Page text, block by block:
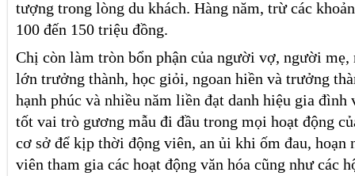
tượng trong lòng du khách. Hàng năm, trừ các
100 đến 150 triệu đồng.
Chị còn làm tròn bổn phận của người vợ, người mẹ,
lớn trưởng thành, học giỏi, ngoan hiền và trưởng
hạnh phúc và nhiều năm liền đạt danh hiệu gia đình
tốt vai trò gương mẫu đi đầu trong mọi hoạt động
cơ sở để kịp thời động viên, an ủi khi ốm đau, hoạn
viên tham gia các hoạt động văn hóa cũng như các